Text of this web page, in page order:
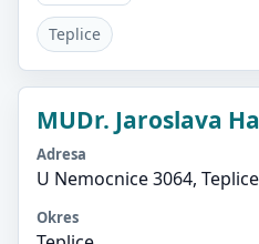
Teplice
MUDr. Jaroslava
Adresa
U Nemocnice 3064, Teplice
Okres